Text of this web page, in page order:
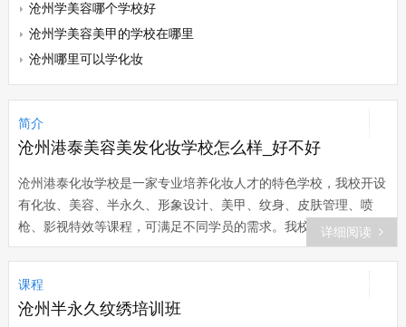
沧州学美容哪个学校好
沧州学美容美甲的学校在哪里
沧州哪里可以学化妆
简介
沧州港泰美容美发化妆学校怎么样_好不好
沧州港泰化妆学校是一家专业培养化妆人才的特色学校，我校开设
有化妆、美容、半永久、形象设计、美甲、纹身、皮肤管理、喷
枪、影视特效等课程，可满足不同学员的需求。我校根据学员的不
同情况，采用不同的教学和沟通方式，保证每一个学员的学习效
果。在沧州港泰化妆学校，学员不仅能学到扎实的专业技能，还可
以参与丰富的社会实践，学成即毕业，成为专业的美业人才。 沧
州港泰化妆学校怎么样 港泰化妆学校成立于2002年，经过多年的
详细阅读
课程
沧州半永久纹绣培训班